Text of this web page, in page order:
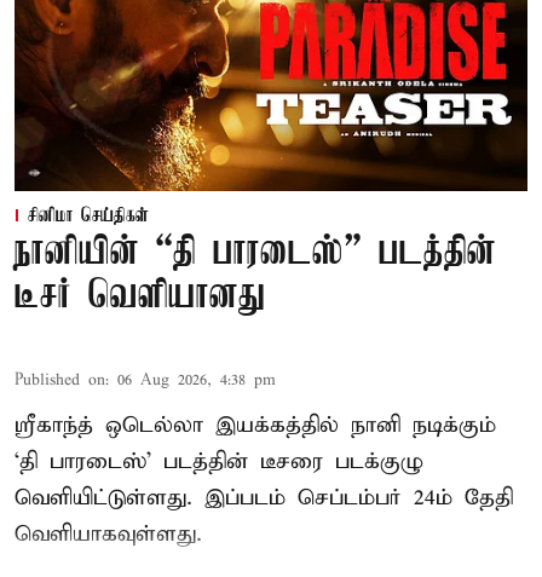
சினிமா செய்திகள்
நானியின் “தி பாரடைஸ்” படத்தின்
டீசர் வெளியானது
Published on: 06 Aug 2026, 4:38 pm
ஸ்ரீகாந்த் ஒடெல்லா இயக்கத்தில் நானி நடிக்கும்
‘தி பாரடைஸ்’ படத்தின் டீசரை படக்குழு
வெளியிட்டுள்ளது. இப்படம் செப்டம்பர் 24ம் தேதி
வெளியாகவுள்ளது.